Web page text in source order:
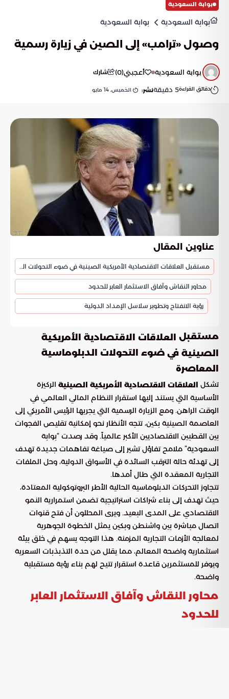
بوابة السعودية
بوابة السعودية بوابة السعودية
وصول «ترامب» إلى الصين في زيارة رسمية
بوابة السعودية أعجبني(
0
) شارك
دقائق القراءة5 دقيقةنشر: الخميس, 14 مايو
عناوين المقال
مستقبل العلاقات الاقتصادية الأمريكية الصينية في ضوء التحولات الدبلوماسية المعاصرة
محاور النقاش وآفاق الاستثمار العابر للحدود
رؤية الانفتاح وتطوير سلاسل الإمداد الدولية
مستقبل العلاقات الاقتصادية الأمريكية
الصينية في ضوء التحولات الدبلوماسية
المعاصرة
تشكل العلاقات الاقتصادية الأمريكية الصينية الركيزة
الأساسية التي يستند إليها استقرار النظام المالي العالمي في
الوقت الراهن. ومع الزيارة الرسمية التي يجريها الرئيس الأمريكي إلى
العاصمة الصينية بكين، تتجه الأنظار نحو إمكانية تقليص الفجوات
بين القطبين الاقتصاديين الأكبر عالمياً. وقد رصدت “بوابة
السعودية” ملامح تفاؤل تشير إلى صياغة تفاهمات جديدة تهدف
إلى تهدئة حالة الترقب السائدة في الأسواق الدولية، وحل الملفات
التجارية المعقدة التي طال أمدها.
تتجاوز التحركات الدبلوماسية الحالية الأطر البروتوكولية المعتادة،
حيث تهدف إلى بناء شراكات استراتيجية تضمن استمرارية النمو
الاقتصادي على المدى البعيد. ويرى المحللون أن فتح قنوات
اتصال مباشرة بين واشنطن وبكين يمثل الخطوة الجوهرية
لمعالجة الأزمات التجارية المزمنة. هذا التوجه يسهم في خلق بيئة
استثمارية واضحة المعالم، مما يقلل من حدة التذبذبات السعرية
ويوفر للمستثمرين قاعدة استقرار تتيح لهم بناء رؤية مستقبلية
واضحة.
محاور النقاش وآفاق الاستثمار العابر
للحدود